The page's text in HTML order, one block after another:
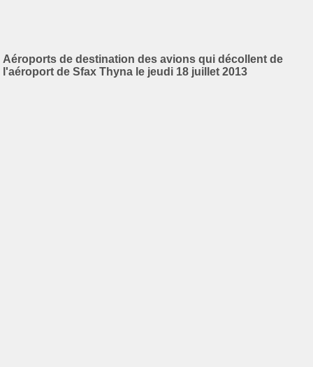
Aéroports de destination des avions qui décollent de
l'aéroport de Sfax Thyna le jeudi 18 juillet 2013